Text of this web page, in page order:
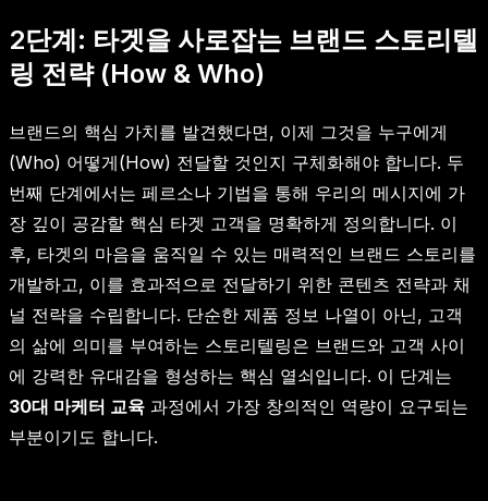
2단계: 타겟을 사로잡는 브랜드 스토리텔
링 전략 (How & Who)
브랜드의 핵심 가치를 발견했다면, 이제 그것을 누구에게
(Who) 어떻게(How) 전달할 것인지 구체화해야 합니다. 두
번째 단계에서는 페르소나 기법을 통해 우리의 메시지에 가
장 깊이 공감할 핵심 타겟 고객을 명확하게 정의합니다. 이
후, 타겟의 마음을 움직일 수 있는 매력적인 브랜드 스토리를
개발하고, 이를 효과적으로 전달하기 위한 콘텐츠 전략과 채
널 전략을 수립합니다. 단순한 제품 정보 나열이 아닌, 고객
의 삶에 의미를 부여하는 스토리텔링은 브랜드와 고객 사이
에 강력한 유대감을 형성하는 핵심 열쇠입니다. 이 단계는
30대 마케터 교육 과정에서 가장 창의적인 역량이 요구되는
부분이기도 합니다.